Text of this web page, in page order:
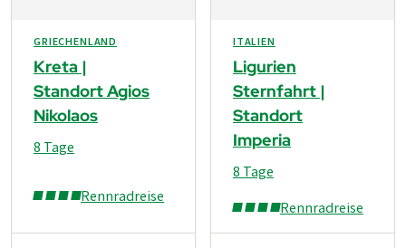
GRIECHENLAND
Kreta |
Standort Agios
Nikolaos
Rennradreise
8 Tage
ITALIEN
Ligurien
Sternfahrt |
Standort
Imperia
Rennradreise
8 Tage